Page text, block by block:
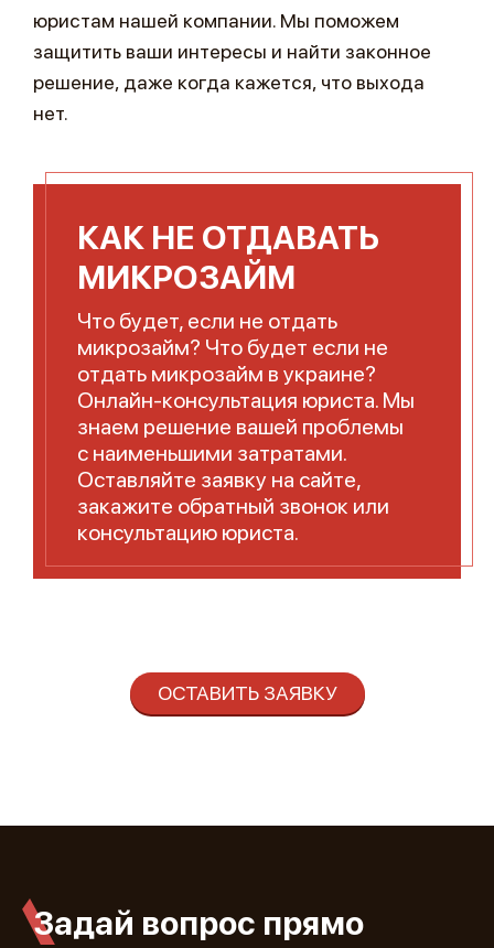
юристам нашей компании. Мы поможем
защитить ваши интересы и найти законное
решение, даже когда кажется, что выхода
нет.
КАК НЕ ОТДАВАТЬ
МИКРОЗАЙМ
Что будет, если не отдать
микрозайм? Что будет если не
отдать микрозайм в украине?
Онлайн-консультация юриста. Мы
знаем решение вашей проблемы
с наименьшими затратами.
Оставляйте заявку на сайте,
закажите обратный звонок или
консультацию юриста.
ОСТАВИТЬ ЗАЯВКУ
Задай вопрос прямо